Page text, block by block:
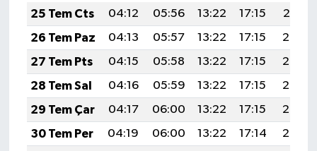
25 Tem Cts
04:12 05:56 13:22 17:15
20:37
26 Tem Paz
04:13 05:57 13:22 17:15
20:36
27 Tem Pts
04:15 05:58 13:22 17:15
20:36
28 Tem Sal
04:16 05:59 13:22 17:15
20:35
29 Tem Çar
04:17 06:00 13:22 17:15
20:34
30 Tem Per
04:19 06:00 13:22 17:14
20:33